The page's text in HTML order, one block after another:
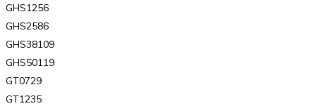
GHS1256
GHS2586
GHS38109
GHS50119
GT0729
GT1235